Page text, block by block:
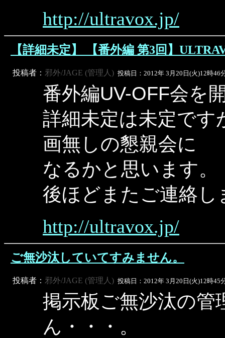
http://ultravox.jp/
【詳細未定】 【番外編 第3回】
投稿者： 邪外/JAGE (管理人) 投稿日：2012年 3月20日(火)12時46
番外編UV-OFF会を
詳細未定は未定です
画無しの懇親会に
なるかと思います。
後ほどまたご連絡し
http://ultravox.jp/
ご無沙汰していてすみません。
投稿者： 邪外/JAGE (管理人) 投稿日：2012年 3月20日(火)12時45
掲示板ご無沙汰の管
ん・・・。